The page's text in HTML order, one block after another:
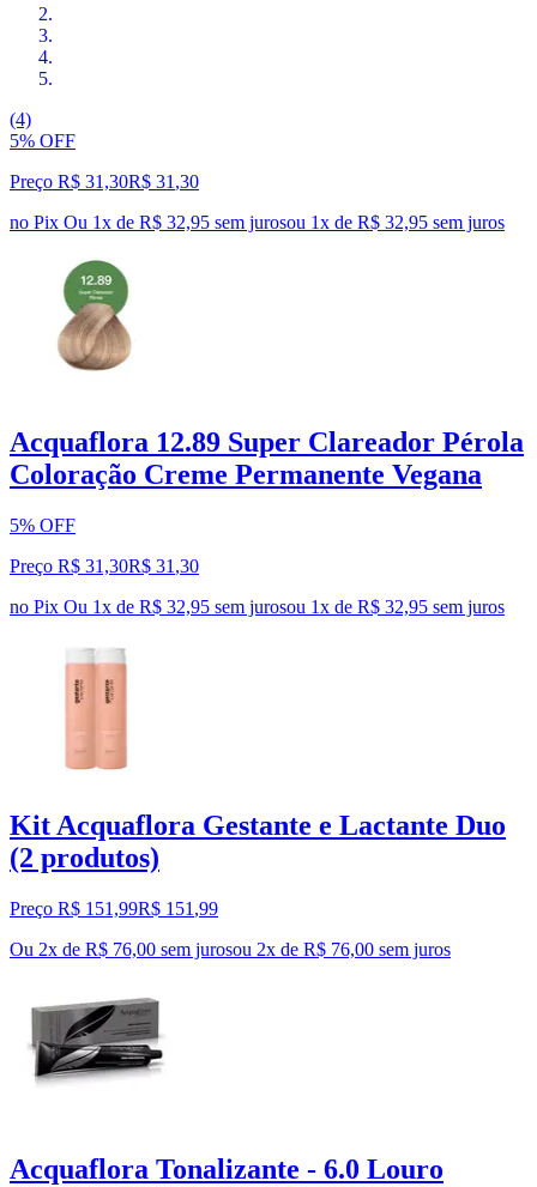
(4)
5% OFF
Preço R$ 31,30R$ 31 ,30
no Pix Ou 1x de R$ 32,95 sem jurosou 1x de R$ 32,95 sem juros
Acquaflora 12.89 Super Clareador Pérola
Coloração Creme Permanente Vegana
5% OFF
Preço R$ 31,30R$ 31 ,30
no Pix Ou 1x de R$ 32,95 sem jurosou 1x de R$ 32,95 sem juros
Kit Acquaflora Gestante e Lactante Duo
(2 produtos)
Preço R$ 151,99R$ 151 ,99
Ou 2x de R$ 76,00 sem jurosou 2x de R$ 76,00 sem juros
Acquaflora Tonalizante - 6.0 Louro